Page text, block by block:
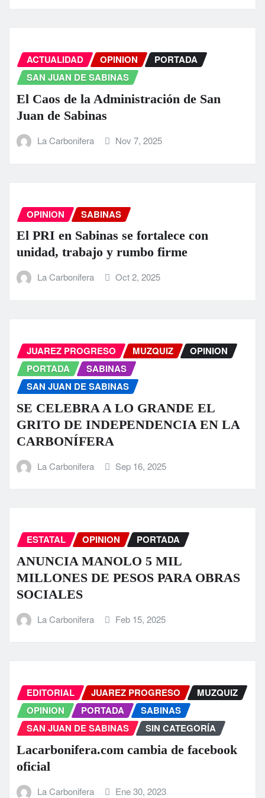
ACTUALIDAD OPINION
PORTADA
SAN JUAN DE SABINAS
El Caos de la Administración de San
Juan de Sabinas
La Carbonifera Nov 7, 2025
OPINION SABINAS
El PRI en Sabinas se fortalece con
unidad, trabajo y rumbo firme
La Carbonifera Oct 2, 2025
JUAREZ PROGRESO MUZQUIZ
OPINION
PORTADA
SABINAS
SAN JUAN DE SABINAS
SE CELEBRA A LO GRANDE EL
GRITO DE INDEPENDENCIA EN LA
CARBONÍFERA
La Carbonifera Sep 16, 2025
ESTATAL OPINION PORTADA
ANUNCIA MANOLO 5 MIL
MILLONES DE PESOS PARA OBRAS
SOCIALES
La Carbonifera Feb 15, 2025
EDITORIAL JUAREZ PROGRESO
MUZQUIZ
OPINION
PORTADA
SABINAS
SAN JUAN DE SABINAS
SIN CATEGORÍA
Lacarbonifera.com cambia de facebook
oficial
La Carbonifera Ene 30, 2023